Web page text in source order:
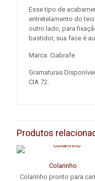
Esse tipo de
entretelamento do
outro lado, para
bastidor, sua face é
Marca: Ciabrafe.
Gramaturas
CIA 72.
Produtos
Colarinho
Colarinho pronto para